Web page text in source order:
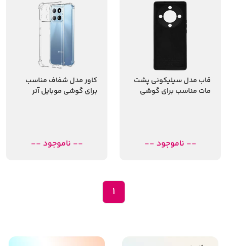
قاب مدل سیلیکونی پشت
مات مناسب برای گوشی
-- ناموجود --
کاور مدل شفاف مناسب
برای گوشی موبایل آنر
-- ناموجود --
1